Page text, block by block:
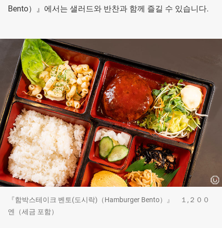
Bento）』에서는 샐러드와 반찬과 함께 즐길 수 있습니다.
『함박스테이크 벤토(도시락)（Hamburger Bento）』 １,２００
엔（세금 포함）